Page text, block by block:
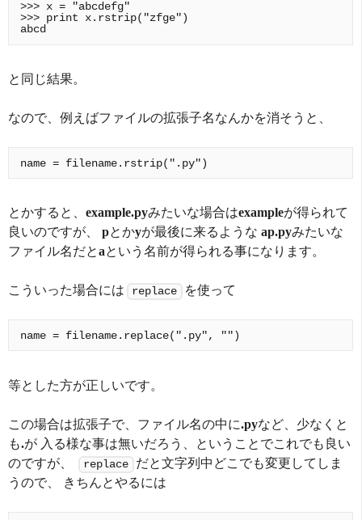
>>> x = "abcdefg"
>>> print x.rstrip("zfge")
と同じ結果。
なので、例えばファイルの拡張子名なんかを消そうと、
とかすると、 example.pyみたいな場合はexampleが得られて
良いのですが、 pとかyが最後に来るような ap.pyみたいな
ファイル名だとaという名前が得られる事になります。
こういった場合には replace を使って
等とした方が正しいです。
この場合は拡張子で、ファイル名の中に.pyなど、少なくと
も.が 入る様な事は無いだろう、ということでこれでも良い
のですが、
replace
だと文字列中どこでも変更してしま
うので、 きちんとやるには